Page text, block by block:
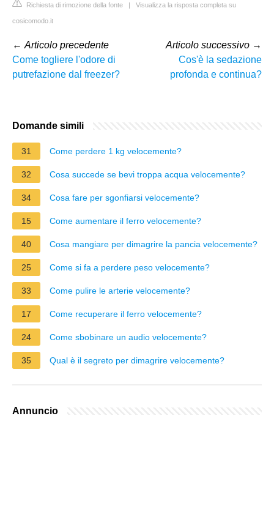
Richiesta di rimozione della fonte | Visualizza la risposta completa su
cosicomodo.it
← Articolo precedente
Come togliere l'odore di
putrefazione dal freezer?
Articolo successivo →
Cos'è la sedazione
profonda e continua?
Domande simili
31 Come perdere 1 kg velocemente?
32 Cosa succede se bevi troppa acqua velocemente?
34 Cosa fare per sgonfiarsi velocemente?
15 Come aumentare il ferro velocemente?
40 Cosa mangiare per dimagrire la pancia velocemente?
25 Come si fa a perdere peso velocemente?
33 Come pulire le arterie velocemente?
17 Come recuperare il ferro velocemente?
24 Come sbobinare un audio velocemente?
35 Qual è il segreto per dimagrire velocemente?
Annuncio